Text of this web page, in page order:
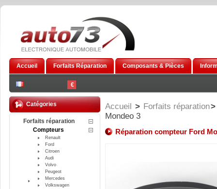
€
Accueil Forfaits Réparation Composants & Pièces
Catégories
Forfaits réparation
Compteurs
Renault
Ford
Citroen
Audi
Volvo
Peugeot
Mercedes
Volkswagen
Accueil > Forfaits réparation>
Mondeo 3
Réparation compteur Ford